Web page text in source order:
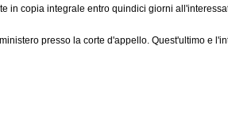
copia integrale entro quindici giorni
presso la corte d'appello. Quest'ultimo e